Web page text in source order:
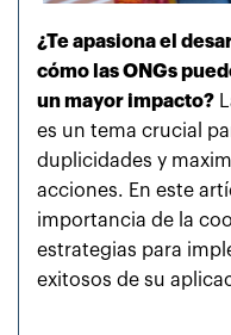
¿Te apasiona el
cómo las ONGs
un mayor impacto?
es un tema crucial
duplicidades y
acciones. En este
importancia de la
estrategias para
exitosos de su